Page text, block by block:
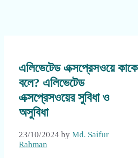
এলিভেটেড এক্সপ্রেসওয়ে কাকে
বলে? এলিভেটেড
এক্সপ্রেসওয়ের সুবিধা ও
অসুবিধা
23/10/2024 by Md. Saifur
Rahman